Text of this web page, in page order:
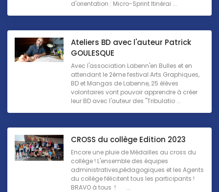
d'orientation : Micro-Sprint Itinérai ...
Ateliers BD avec l'auteur Patrick
GOULESQUE
Avec l'association Labenn'en Bulles et en
attendant le 2ème festival Arts Graphiques,
BD et Mangas de Labenne, 25 élèves
volontaires vont pouvoir apprendre à créer
leur BD avec l'auteur des "Tribulatio ...
CROSS du collège Edition 2023
Encore une pluie de Médailles au cross du
collège ! L'ensemble des équipes
administratives,pédagogiques et les Agents
du collège félicitent tous les participants !
BRAVO à tous ! ...